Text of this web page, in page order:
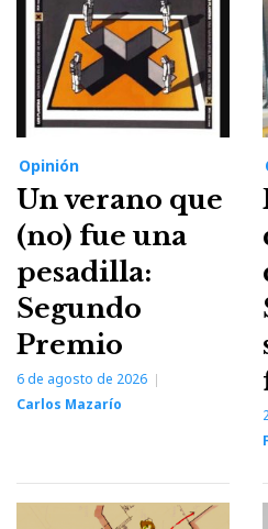
Opinión
Un verano que
(no) fue una
pesadilla:
Segundo
Premio
6 de agosto de 2026
Carlos Mazarío